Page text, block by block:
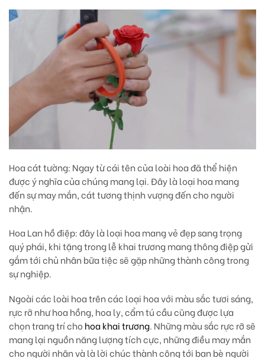
Hoa cát tường: Ngay từ cái tên của loài hoa đã thể hiện
được ý nghĩa của chúng mang lại. Đây là loại hoa mang
đến sự may mắn, cát tương thịnh vượng đến cho người
nhận.
Hoa Lan hồ điệp: đây là loại hoa mang vẻ đẹp sang trọng
quý phái, khi tặng trong lễ khai trương mang thông điệp gửi
gắm tới chủ nhân bữa tiệc sẽ gặp những thành công trong
sự nghiệp.
Ngoài các loài hoa trên các loại hoa với màu sắc tươi sáng,
rực rỡ như hoa hồng, hoa ly, cẩm tú cầu cũng được lựa
chọn trang trí cho hoa khai trương. Những màu sắc rực rỡ sẽ
mang lại nguồn năng lượng tích cực, những điều may mắn
cho người nhận và là lời chúc thành công tới bạn bè người